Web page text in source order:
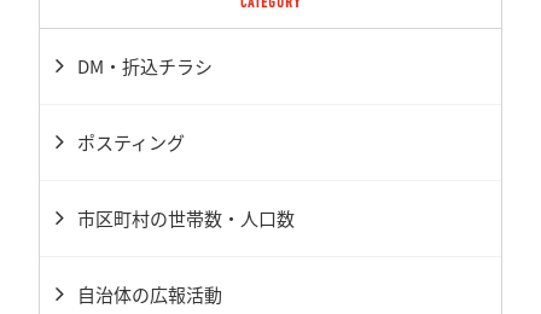
DM・折込チラシ
ポスティング
市区町村の世帯数・人口数
自治体の広報活動